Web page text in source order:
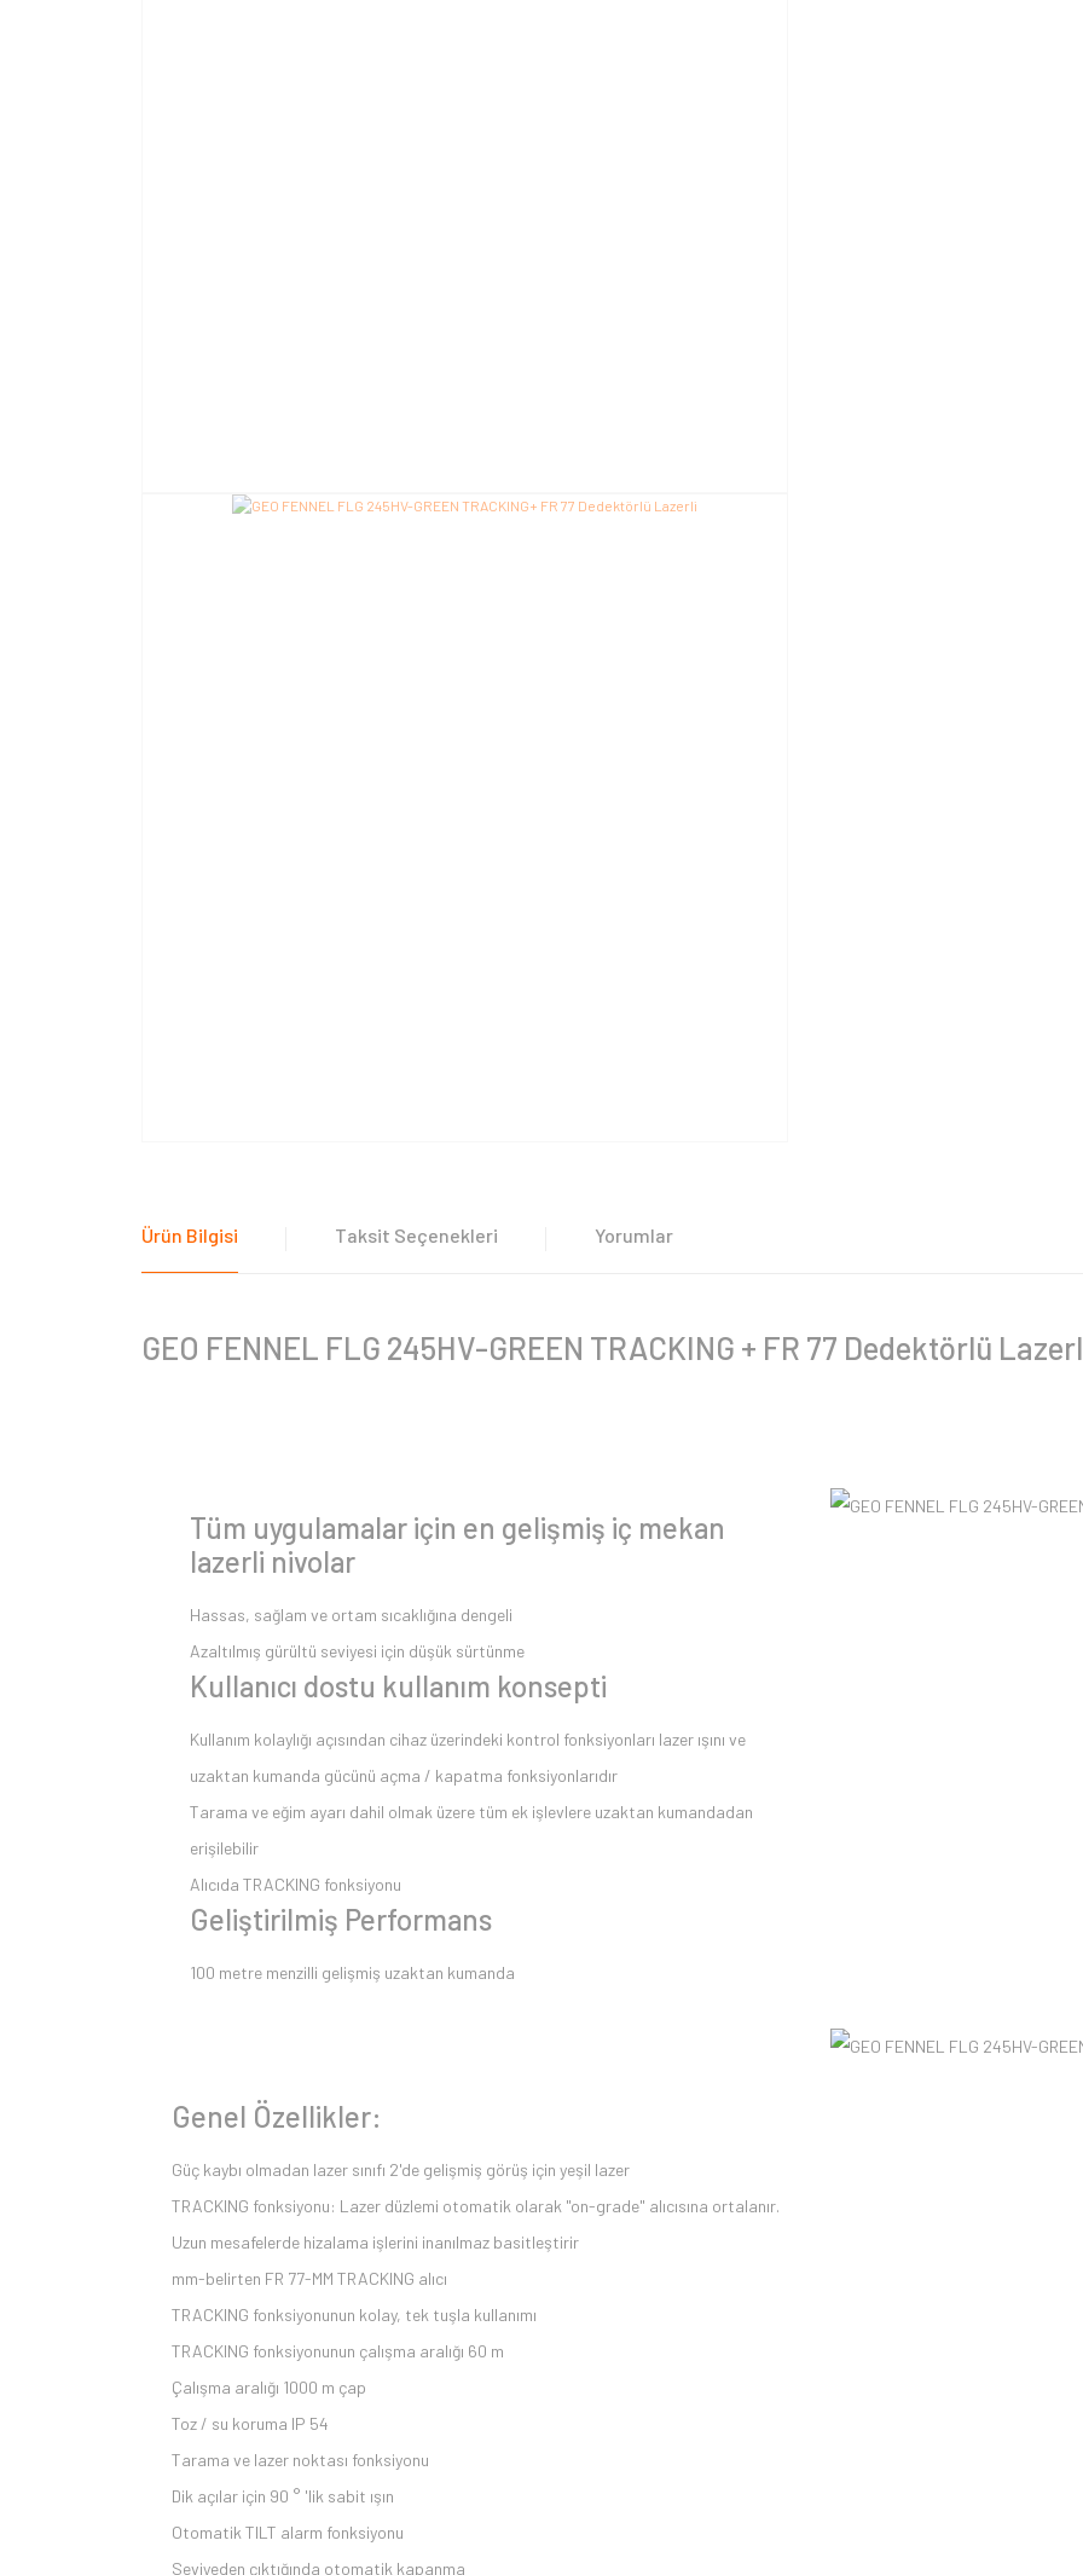
Ürün Bilgisi Taksit Seçenekleri Yorumlar
GEO FENNEL FLG 245HV-GREEN TRACKING + FR 77 Dedektörlü
Tüm uygulamalar için en gelişmiş iç mekan
lazerli nivolar
Hassas, sağlam ve ortam sıcaklığına dengeli
Azaltılmış gürültü seviyesi için düşük sürtünme
Kullanıcı dostu kullanım konsepti
Kullanım kolaylığı açısından cihaz üzerindeki kontrol fonksiyonları lazer ışını ve
uzaktan kumanda gücünü açma / kapatma fonksiyonlarıdır
Tarama ve eğim ayarı dahil olmak üzere tüm ek işlevlere uzaktan kumandadan
erişilebilir
Alıcıda TRACKING fonksiyonu
Geliştirilmiş Performans
100 metre menzilli gelişmiş uzaktan kumanda
Genel Özellikler:
Güç kaybı olmadan lazer sınıfı 2'de gelişmiş görüş için yeşil lazer
TRACKING fonksiyonu: Lazer düzlemi otomatik olarak "on-grade" alıcısına ortalanır.
Uzun mesafelerde hizalama işlerini inanılmaz basitleştirir
mm-belirten FR 77-MM TRACKING alıcı
TRACKING fonksiyonunun kolay, tek tuşla kullanımı
TRACKING fonksiyonunun çalışma aralığı 60 m
Çalışma aralığı 1000 m çap
Toz / su koruma IP 54
Tarama ve lazer noktası fonksiyonu
Dik açılar için 90 ° 'lik sabit ışın
Otomatik TILT alarm fonksiyonu
Seviyeden çıktığında otomatik kapanma